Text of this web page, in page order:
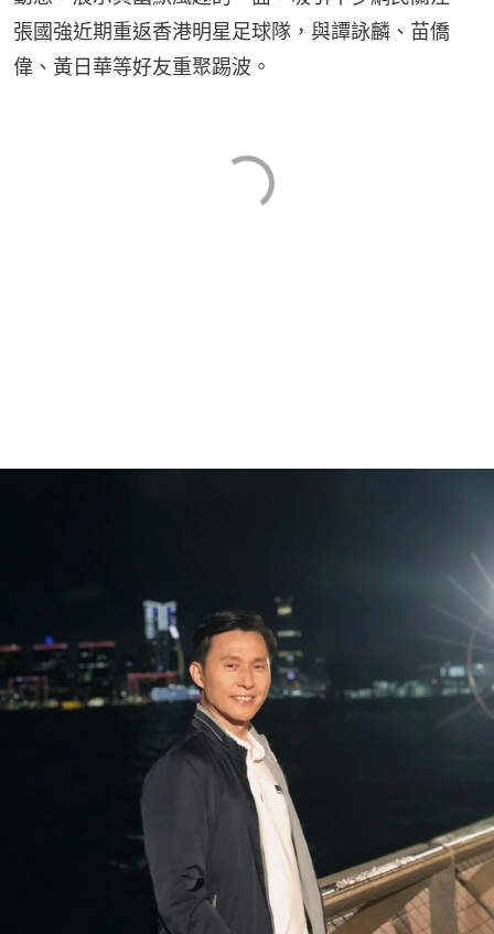
張國強近期重返香港明星足球隊，與譚詠麟、苗僑
偉、黃日華等好友重聚踢波。